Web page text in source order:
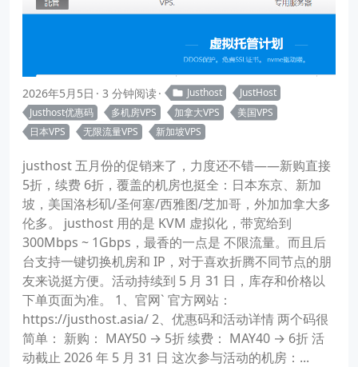
2026年5月5日 3 分钟阅读 Justhost
JustHost
Justhost优惠码
多机房VPS 加拿大VPS
美国VPS
日本VPS
无限流量VPS 新加坡VPS
justhost 五月份的促销来了，力度还不错——新购直接
5折，续费 6折，覆盖的机房也挺全：日本东京、新加
坡，美国洛杉矶/圣何塞/西雅图/芝加哥，外加加拿大多
伦多。 justhost 用的是 KVM 虚拟化，带宽给到
300Mbps ~ 1Gbps，最香的一点是 不限流量。而且后
台支持一键切换机房和 IP，对于喜欢折腾不同节点的朋
友来说挺方便。活动持续到 5 月 31 日，库存和价格以
下单页面为准。 1、官网` 官方网站：
https://justhost.asia/ 2、优惠码和活动详情 两个码很
简单： 新购： MAY50 → 5折 续费： MAY40 → 6折 活
动截止 2026 年 5 月 31 日 这次参与活动的机房：...